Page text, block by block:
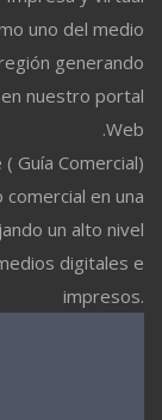
uno del medio
generando
nuestro portal
Web.
Guía Comercial)
en una
un alto nivel
digitales e
impresos.